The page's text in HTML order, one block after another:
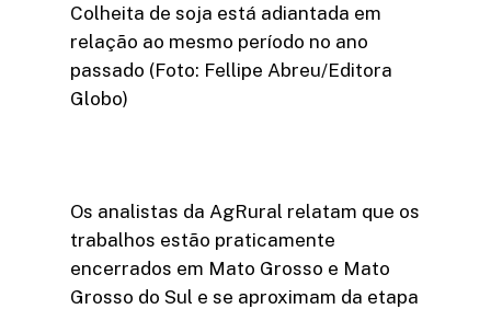
Colheita de soja está adiantada em
relação ao mesmo período no ano
passado (Foto: Fellipe Abreu/Editora
Globo)
Os analistas da AgRural relatam que os
trabalhos estão praticamente
encerrados em Mato Grosso e Mato
Grosso do Sul e se aproximam da etapa